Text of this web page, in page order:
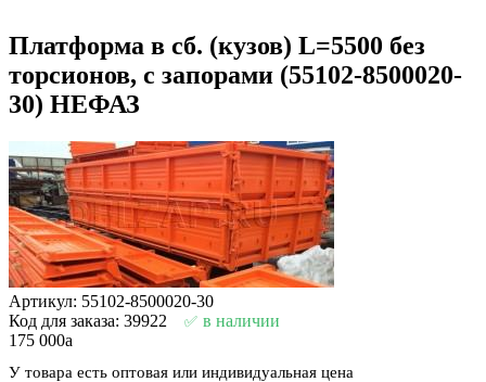
Платформа в сб. (кузов) L=5500 без
торсионов, с запорами (55102-8500020-
30) НЕФАЗ
Артикул: 55102-8500020-30
Код для заказа: 39922
в наличии
175 000a
У товара есть оптовая или индивидуальная цена